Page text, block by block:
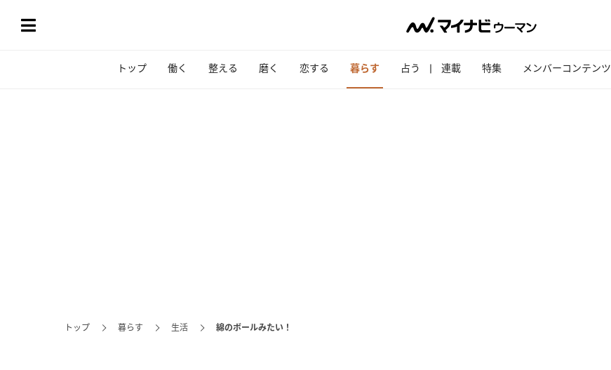
トップ 働く 整える 磨く 恋する 暮らす 占う 連載 特集 メンバーコンテンツ
トップ 暮らす 生活 綿のボールみたい！